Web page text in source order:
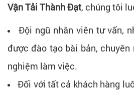
Vận Tải Thành Đạt, chúng tôi
Đội ngũ nhân viên tư vấn,
được đào tạo bài bản, chuyên
nghiệm làm việc.
Đối với tất cả khách hàng